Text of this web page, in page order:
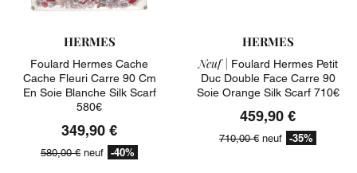
HERMES
Foulard Hermes Cache
Cache Fleuri Carre 90 Cm
En Soie Blanche Silk Scarf
580€
349,90 €
580,00 € neuf -40%
HERMES
Neuf | Foulard Hermes Petit
Duc Double Face Carre 90
Soie Orange Silk Scarf 710€
459,90 €
710,00 € neuf -35%